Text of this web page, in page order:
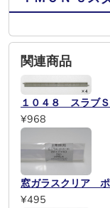
関連商品
１０４８ スラブ
¥968
窓ガラスクリア
¥495